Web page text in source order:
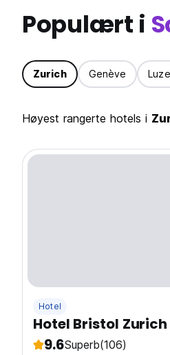
Populært i
Zurich Genève
Høyest rangerte hotels i
Hotel
Hotel Bristol Zurich
9.6Superb(106)